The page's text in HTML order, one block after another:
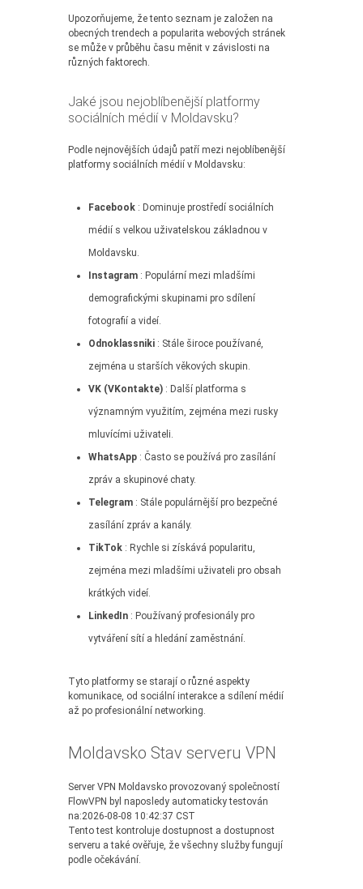
Upozorňujeme, že tento seznam je založen na
obecných trendech a popularita webových stránek
se může v průběhu času měnit v závislosti na
různých faktorech.
Jaké jsou nejoblíbenější platformy
sociálních médií v Moldavsku?
Podle nejnovějších údajů patří mezi nejoblíbenější
platformy sociálních médií v Moldavsku:
Facebook : Dominuje prostředí sociálních
médií s velkou uživatelskou základnou v
Moldavsku.
Instagram : Populární mezi mladšími
demografickými skupinami pro sdílení
fotografií a videí.
Odnoklassniki : Stále široce používané,
zejména u starších věkových skupin.
VK (VKontakte) : Další platforma s
významným využitím, zejména mezi rusky
mluvícími uživateli.
WhatsApp : Často se používá pro zasílání
zpráv a skupinové chaty.
Telegram : Stále populárnější pro bezpečné
zasílání zpráv a kanály.
TikTok : Rychle si získává popularitu,
zejména mezi mladšími uživateli pro obsah
krátkých videí.
LinkedIn : Používaný profesionály pro
vytváření sítí a hledání zaměstnání.
Tyto platformy se starají o různé aspekty
komunikace, od sociální interakce a sdílení médií
až po profesionální networking.
Moldavsko Stav serveru VPN
Server VPN Moldavsko provozovaný společností
FlowVPN byl naposledy automaticky testován
na:2026-08-08 10:42:37 CST
Tento test kontroluje dostupnost a dostupnost
serveru a také ověřuje, že všechny služby fungují
podle očekávání.